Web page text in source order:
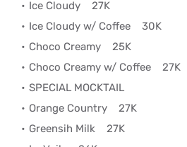
Ice Cloudy 27K
Ice Cloudy w/ Coffee 30K
Choco Creamy 25K
Choco Creamy w/ Coffee 27K
SPECIAL MOCKTAIL
Orange Country 27K
Greensih Milk 27K